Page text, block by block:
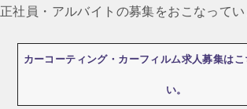
ー
シ
正社員・アルバイトの募集をおこなってい
カーコーティング・カーフィルム求人募集は
い。